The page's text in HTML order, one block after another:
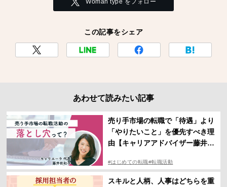
Woman type をフォロー
この記事をシェア
あわせて読みたい記事
売り手市場の転職で「待遇」より
「やりたいこと」を優先すべき理
由【キャリアアドバイザー藤井佐
#はじめての転職#転職活動
スキルと人柄、人事はどちらを重